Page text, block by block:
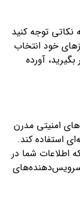
توجه کنید
خود انتخاب
آورده
امنیتی مدرن
استفاده کند.
اطلاعات شما در
سرویس‌دهنده‌های